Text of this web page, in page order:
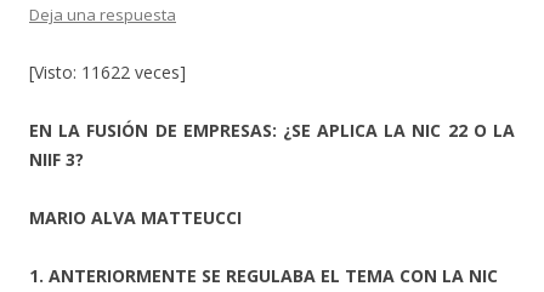
Deja una respuesta
[Visto: 11622 veces]
EN LA FUSIÓN DE EMPRESAS: ¿SE APLICA LA NIC 22 O LA
NIIF 3?
MARIO ALVA MATTEUCCI
1. ANTERIORMENTE SE REGULABA EL TEMA CON LA NIC